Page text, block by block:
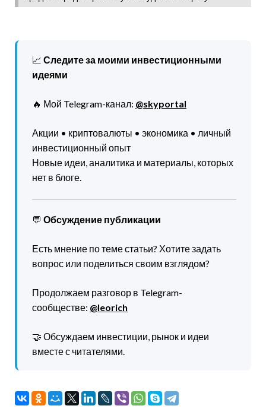
📈 Следите за моими инвестиционными
идеями
🔥 Мой Telegram-канал: @skyportal
Акции • криптовалюты • экономика • личный
инвестиционный опыт
Новые идеи, аналитика и материалы, которых
нет в блоге.
💬 Обсуждение публикации
Есть мнение по теме статьи? Хотите задать
вопрос или поделиться своим взглядом?
Продолжаем разговор в Telegram-
сообществе: @leorich
🤝 Обсуждаем инвестиции, рынок и идеи
вместе с читателями.